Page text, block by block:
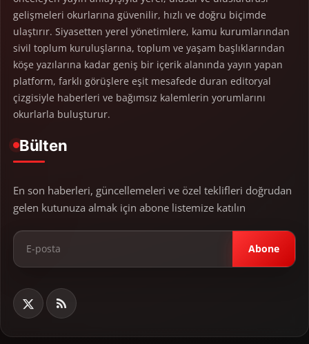
gelişmeleri okurlarına güvenilir, hızlı ve doğru biçimde
ulaştırır. Siyasetten yerel yönetimlere, kamu kurumlarından
sivil toplum kuruluşlarına, toplum ve yaşam başlıklarından
köşe yazılarına kadar geniş bir içerik alanında yayın yapan
platform, farklı görüşlere eşit mesafede duran editoryal
çizgisiyle haberleri ve bağımsız kalemlerin yorumlarını
okurlarla buluşturur.
Bülten
En son haberleri, güncellemeleri ve özel teklifleri doğrudan
gelen kutunuza almak için abone listemize katılın
Abone